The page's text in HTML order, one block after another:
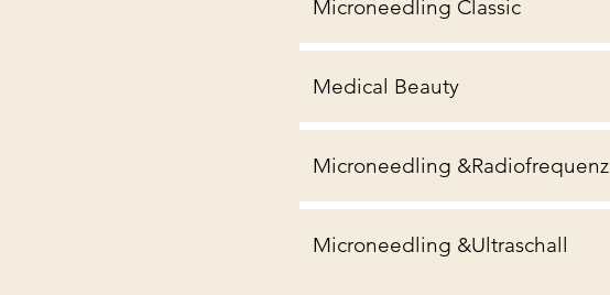
Microneedling Classic
Medical Beauty
Microneedling &Radiofrequenz
Microneedling &Ultraschall